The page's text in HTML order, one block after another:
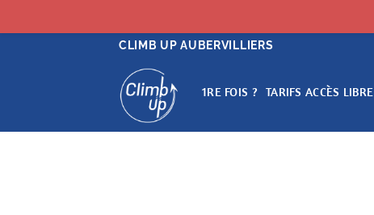
CLIMB UP AUBERVILLIERS
1RE FOIS ? TARIFS ACCÈS LIBRE